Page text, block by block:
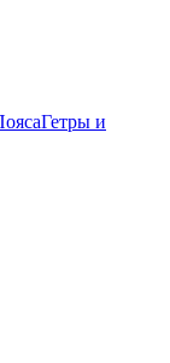
Гетры и